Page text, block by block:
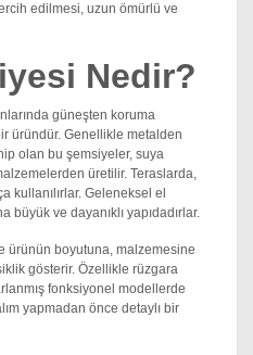
edilmesi, uzun ömürlü ve
Nedir?
güneşten koruma
üründür. Genellikle metalden
olan bu şemsiyeler, suya
üretilir. Teraslarda,
kullanılırlar. Geleneksel el
büyük ve dayanıklı yapıdadırlar.
ürünün boyutuna, malzemesine
gösterir. Özellikle rüzgara
fonksiyonel modellerde
yapmadan önce detaylı bir